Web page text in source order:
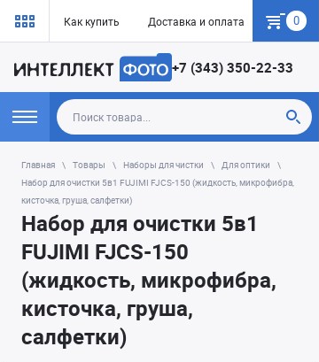
Как купить Доставка и оплата Гарантия
0
+7 (343) 350-22-33
Главная Товары Наборы для чистки
Для оптики
Набор для очистки 5в1 FUJIMI FJCS-150 (жидкость, микрофибра,
кисточка, груша, салфетки)
Набор для очистки 5в1
FUJIMI FJCS-150
(жидкость, микрофибра,
кисточка, груша,
салфетки)